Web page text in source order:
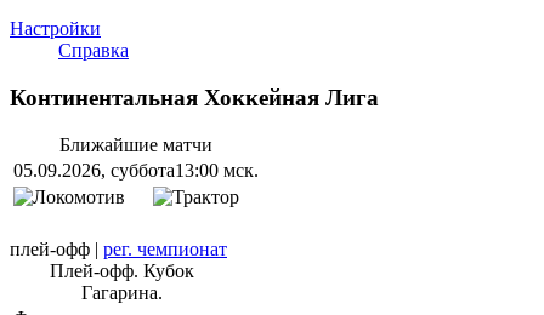
Настройки
Справка
Континентальная Хоккейная Лига
Ближайшие матчи
05.09.2026, суббота13:00 мск.
плей-офф | рег. чемпионат
Плей-офф. Кубок
Гагарина.